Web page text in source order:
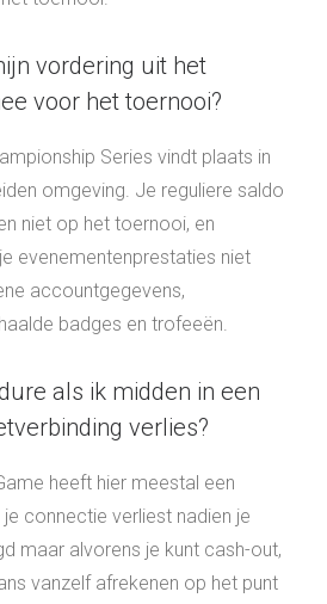
vordering uit het
voor het toernooi?
Series vindt plaats in
omgeving. Je reguliere saldo
niet op het toernooi, en
evenementenprestaties niet
accountgegevens,
badges en trofeeën.
als ik midden in een
verlies?
heeft hier meestal een
connectie verliest nadien je
maar alvorens je kunt cash-out,
vanzelf afrekenen op het punt